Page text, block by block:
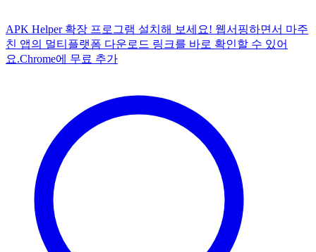
APK Helper 확장 프로그램 설치해 보세요! 웹서핑하면서 마주
친 앱의 멀티플랫폼 다운로드 링크를 바로 확인할 수 있어
요.Chrome에 무료 추가